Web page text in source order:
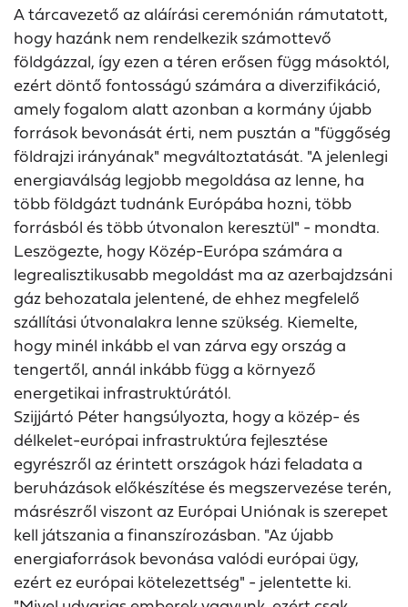
A tárcavezető az aláírási ceremónián rámutatott,
hogy hazánk nem rendelkezik számottevő
földgázzal, így ezen a téren erősen függ másoktól,
ezért döntő fontosságú számára a diverzifikáció,
amely fogalom alatt azonban a kormány újabb
források bevonását érti, nem pusztán a "függőség
földrajzi irányának" megváltoztatását. "A jelenlegi
energiaválság legjobb megoldása az lenne, ha
több földgázt tudnánk Európába hozni, több
forrásból és több útvonalon keresztül" - mondta.
Leszögezte, hogy Közép-Európa számára a
legrealisztikusabb megoldást ma az azerbajdzsáni
gáz behozatala jelentené, de ehhez megfelelő
szállítási útvonalakra lenne szükség. Kiemelte,
hogy minél inkább el van zárva egy ország a
tengertől, annál inkább függ a környező
energetikai infrastruktúrától.
Szijjártó Péter hangsúlyozta, hogy a közép- és
délkelet-európai infrastruktúra fejlesztése
egyrészről az érintett országok házi feladata a
beruházások előkészítése és megszervezése terén,
másrészről viszont az Európai Uniónak is szerepet
kell játszania a finanszírozásban. "Az újabb
energiaforrások bevonása valódi európai ügy,
ezért ez európai kötelezettség" - jelentette ki.